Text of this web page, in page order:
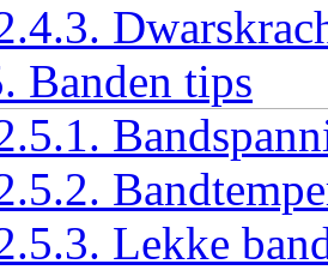
Banden tips
Lekke